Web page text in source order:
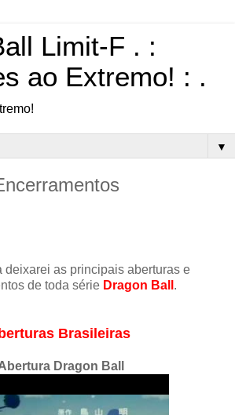
Limit-F . :
ao Extremo! : .
▼
deixarei as principais aberturas e
de toda série Dragon Ball .
Brasileiras
Dragon Ball